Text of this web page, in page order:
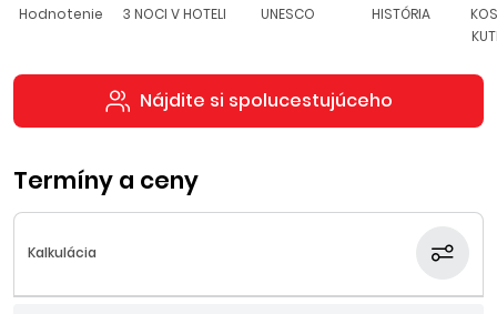
Hodnotenie 3 NOCI V HOTELI UNESCO HISTÓRIA
Nájdite si spolucestujúceho
Termíny a ceny
Kalkulácia